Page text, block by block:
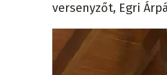
versenyzőt, Egri